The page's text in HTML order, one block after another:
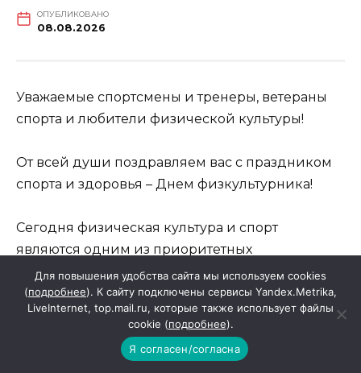
ОПУБЛИКОВАНО
08.08.2026
Уважаемые спортсмены и тренеры, ветераны
спорта и любители физической культуры!
От всей души поздравляем вас с праздником
спорта и здоровья – Днем физкультурника!
Сегодня физическая культура и спорт
являются одним из приоритетных
направлений государственной и
региональной политики. Занятия физической
культурой делают человека сильным,
красивым, смелым, уверенным в себе,
формируют волю к победе и
Для повышения удобства сайта мы используем cookies
(подробнее). К сайту подключены сервисы Yandex.Metrika,
LiveInternet, top.mail.ru, которые также использует файлы
cookie (подробнее).
Я согласен/согласна